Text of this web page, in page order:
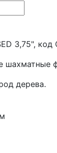
3,75", код
шахматные
дерева.